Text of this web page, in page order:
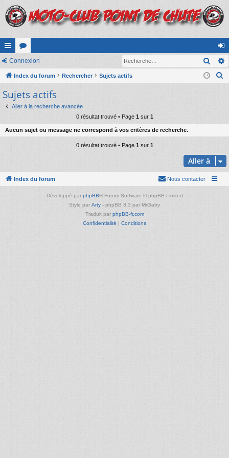
cc
ès
ra
pi
or
u
m
s
on
ne
Connexion
Index du forum Rechercher Sujets actifs
h
e
Sujets actifs
Aller à la recherche avancée
0 résultat trouvé • Page 1sur 1
Aucun sujet ou message ne correspond à vos critères de recherche.
0 résultat trouvé • Page 1 sur 1
Aller à
Index du forum Nous contacter
Développé par phpBB® Forum Software © phpBB Limited
Style par Arty - phpBB 3.3 par MrGaby
Traduit par phpBB-fr.com
Confidentialité | Conditions